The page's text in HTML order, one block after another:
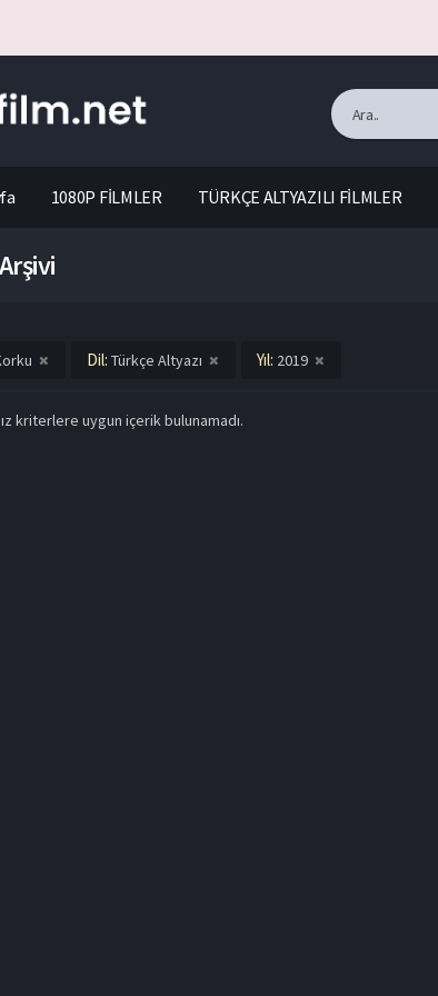
1080P FİLMLER TÜRKÇE ALTYAZILI FİLMLER
Dil: Türkçe Altyazı Yıl: 2019
kriterlere uygun içerik bulunamadı.